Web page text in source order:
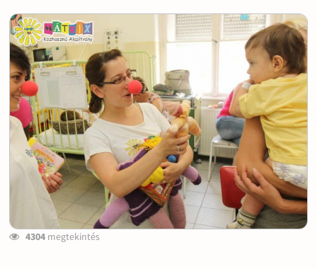
4304megtekintés